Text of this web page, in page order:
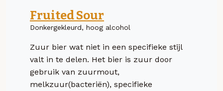
Fruited Sour
Donkergekleurd, hoog alcohol
Zuur bier wat niet in een specifieke stijl
valt in te delen. Het bier is zuur door
gebruik van zuurmout,
melkzuur(bacteriën), specifieke